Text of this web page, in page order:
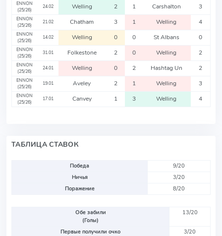
ENNON
(25/26)
24.02 Welling 2 1 Carshalton 3
ENNON
(25/26)
21.02 Chatham 3 1 Welling 4
ENNON
(25/26)
14.02 Welling 0 0 St Albans 0
ENNON
(25/26)
31.01 Folkestone 2 0 Welling 2
ENNON
(25/26)
24.01 Welling 0 2 Hashtag Un 2
ENNON
(25/26)
19.01 Aveley 2 1 Welling 3
ENNON
(25/26)
17.01 Canvey 1 3 Welling 4
ТАБЛИЦА СТАВОК
Победа
9/20
Ничья
3/20
Поражение
8/20
Обе забили
(Голы)
13/20
Первые получили очко
3/20